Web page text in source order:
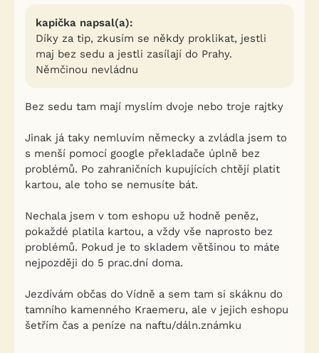
kapička napsal(a):
Díky za tip, zkusím se někdy proklikat, jestli
maj bez sedu a jestli zasílají do Prahy.
Němčinou nevládnu
Bez sedu tam mají myslím dvoje nebo troje rajtky
Jinak já taky nemluvím německy a zvládla jsem to
s menší pomocí google překladače úplně bez
problémů. Po zahraničních kupujících chtějí platit
kartou, ale toho se nemusíte bát.
Nechala jsem v tom eshopu už hodně peněz,
pokaždé platila kartou, a vždy vše naprosto bez
problémů. Pokud je to skladem většinou to máte
nejpozději do 5 prac.dní doma.
Jezdívám občas do Vídně a sem tam si skáknu do
tamního kamenného Kraemeru, ale v jejich eshopu
šetřím čas a peníze na naftu/dáln.známku